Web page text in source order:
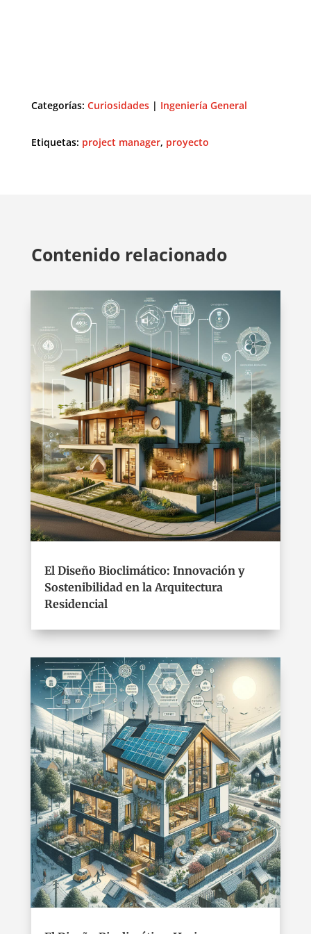
Categorías: Curiosidades| Ingeniería General
Etiquetas: project manager, proyecto
Contenido relacionado
El Diseño Bioclimático: Innovación y
Sostenibilidad en la Arquitectura
Residencial